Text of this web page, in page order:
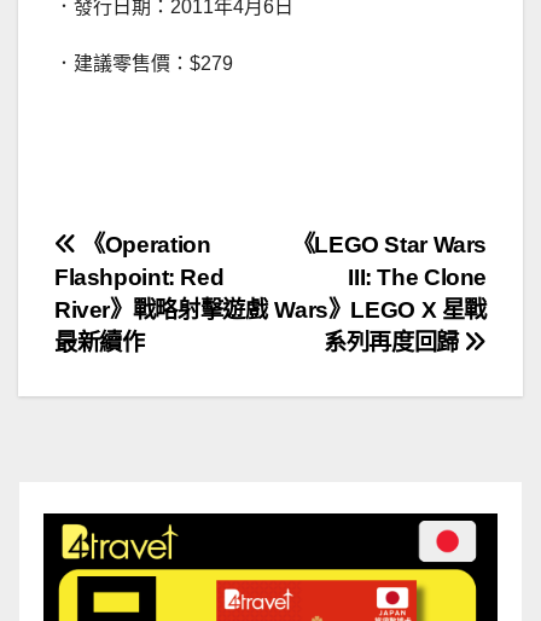
．發行日期：2011年4月6日
．建議零售價：$279
文
章
導
覽
《LEGO Star Wars
III: The Clone
Wars》LEGO X 星戰
系列再度回歸
《Operation
Flashpoint: Red
River》戰略射擊遊戲
最新續作